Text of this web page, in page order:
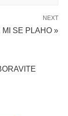
NEXT
SE PLAHO »